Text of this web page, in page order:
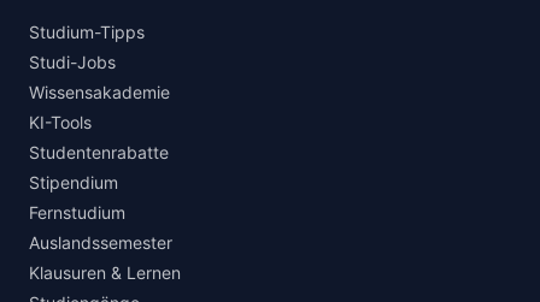
Studium-Tipps
Studi-Jobs
Wissensakademie
KI-Tools
Studentenrabatte
Stipendium
Fernstudium
Auslandssemester
Klausuren & Lernen